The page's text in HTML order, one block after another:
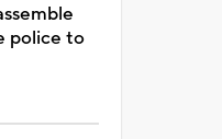
police to